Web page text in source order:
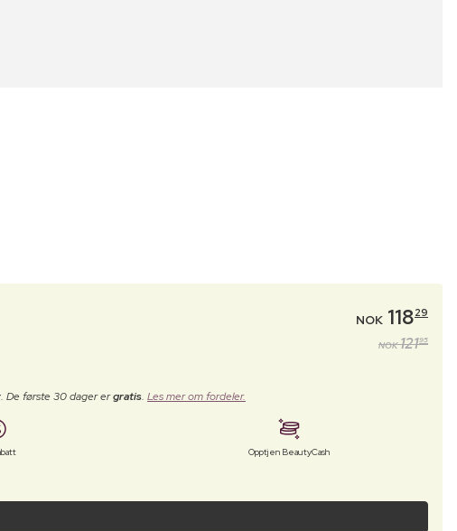
NOK 11829
NOK 12195
. De første 30 dager ergratis. Les mer om fordeler.
Opptjen BeautyCash